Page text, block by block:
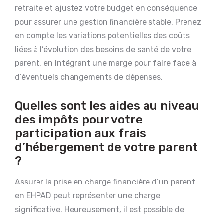
retraite et ajustez votre budget en conséquence
pour assurer une gestion financière stable. Prenez
en compte les variations potentielles des coûts
liées à l’évolution des besoins de santé de votre
parent, en intégrant une marge pour faire face à
d’éventuels changements de dépenses.
Quelles sont les aides au niveau
des impôts pour votre
participation aux frais
d’hébergement de votre parent
?
Assurer la prise en charge financière d’un parent
en EHPAD peut représenter une charge
significative. Heureusement, il est possible de